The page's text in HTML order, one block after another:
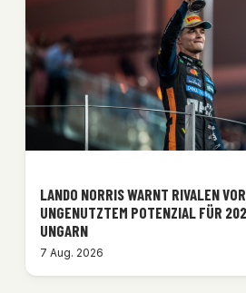
LANDO NORRIS WARNT RIVALEN
UNGENUTZTEM POTENZIAL FÜR
UNGARN
7 Aug. 2026